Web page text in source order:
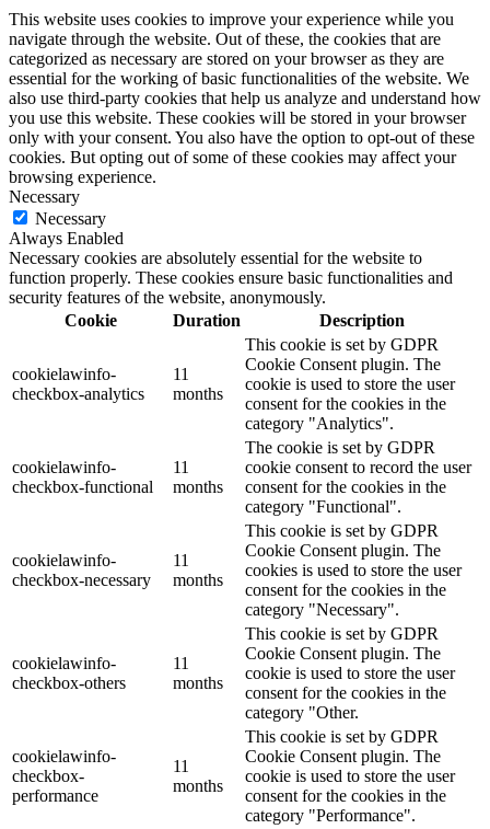
This website uses cookies to improve your experience while you
navigate through the website. Out of these, the cookies that are
categorized as necessary are stored on your browser as they are
essential for the working of basic functionalities of the website. We
also use third-party cookies that help us analyze and understand how
you use this website. These cookies will be stored in your browser
only with your consent. You also have the option to opt-out of these
cookies. But opting out of some of these cookies may affect your
browsing experience.
Necessary
Necessary
Always Enabled
Necessary cookies are absolutely essential for the website to
function properly. These cookies ensure basic functionalities and
security features of the website, anonymously.
Cookie
Duration Description
cookielawinfo-
checkbox-analytics
11
months
This cookie is set by GDPR
Cookie Consent plugin. The
cookie is used to store the user
consent for the cookies in the
category "Analytics".
cookielawinfo-
checkbox-functional
11
months
The cookie is set by GDPR
cookie consent to record the user
consent for the cookies in the
category "Functional".
cookielawinfo-
checkbox-necessary
11
months
This cookie is set by GDPR
Cookie Consent plugin. The
cookies is used to store the user
consent for the cookies in the
category "Necessary".
cookielawinfo-
checkbox-others
11
months
This cookie is set by GDPR
Cookie Consent plugin. The
cookie is used to store the user
consent for the cookies in the
category "Other.
cookielawinfo-
checkbox-
performance
11
months
This cookie is set by GDPR
Cookie Consent plugin. The
cookie is used to store the user
consent for the cookies in the
category "Performance".